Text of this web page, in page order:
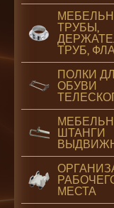
ТРУБЫ,
ТРУБ,
ПОЛКИ
ОБУВИ
ШТАНГИ
МЕСТА